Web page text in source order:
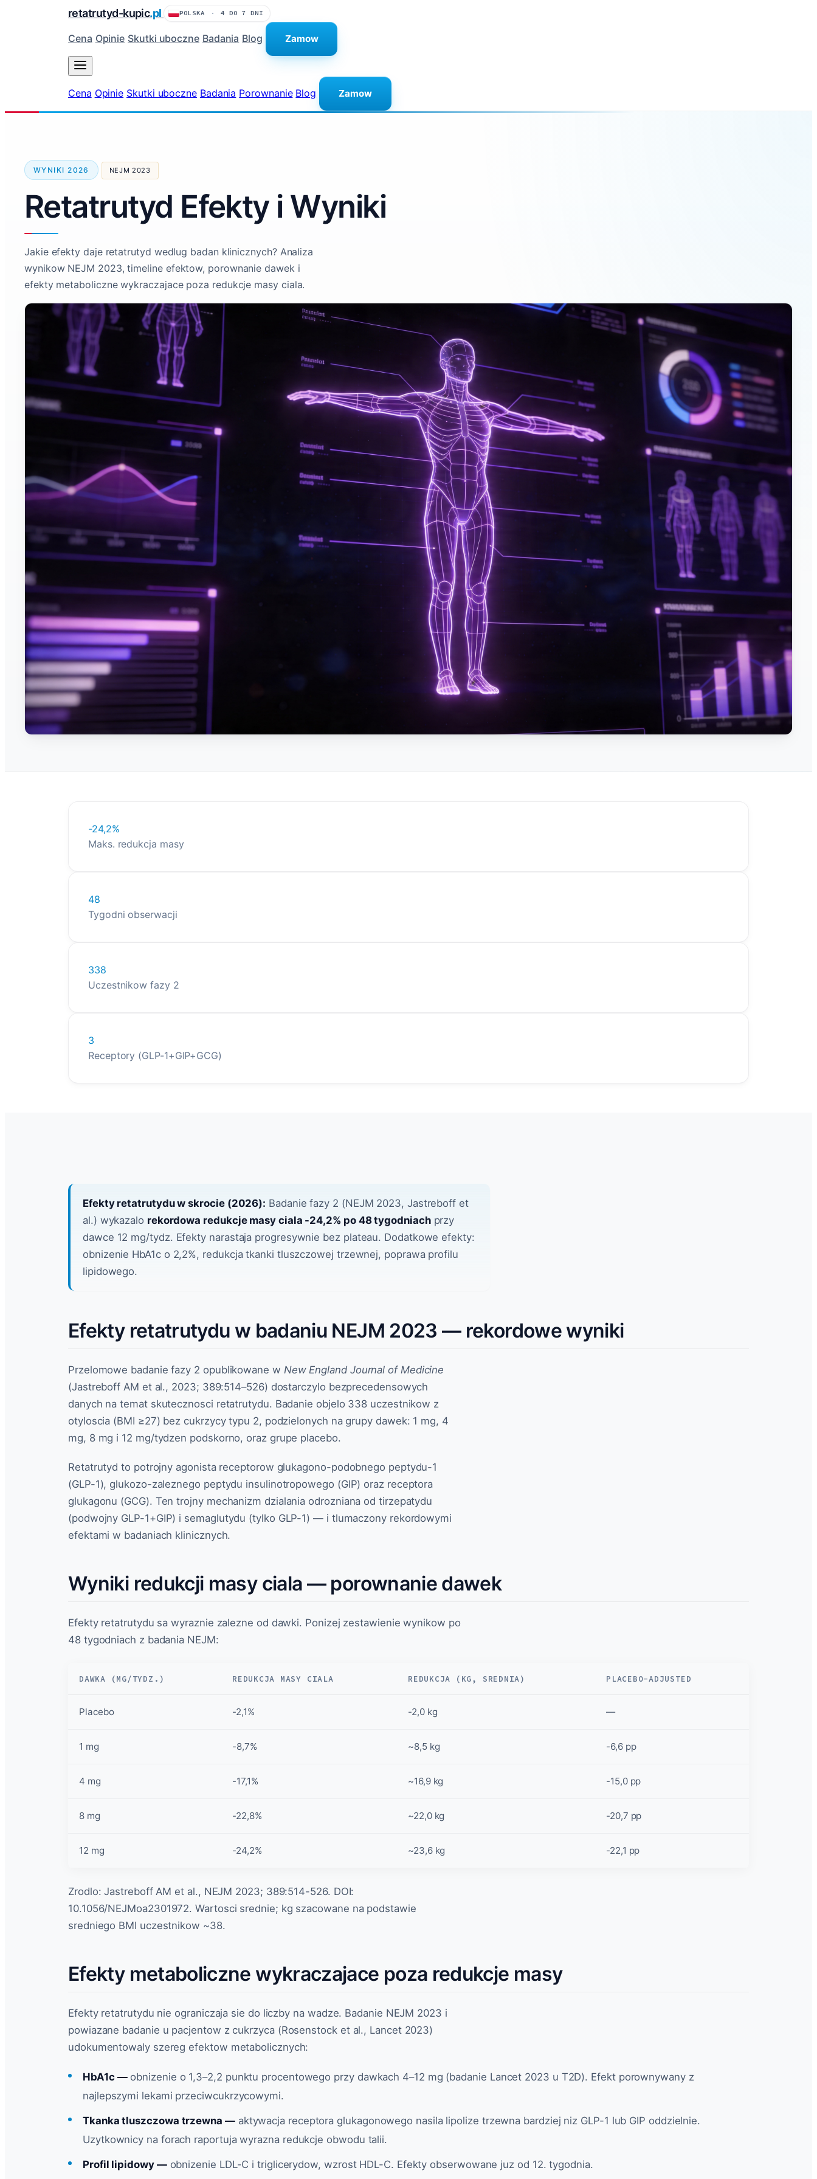
retatrutyd-kupic.pl POLSKA · 4 DO 7 DNI
Cena Opinie Skutki uboczne Badania Blog Zamow
Cena Opinie Skutki uboczne Badania Porownanie Blog Zamow
WYNIKI 2026 NEJM 2023
Retatrutyd Efekty i Wyniki
Jakie efekty daje retatrutyd wedlug badan klinicznych? Analiza
wynikow NEJM 2023, timeline efektow, porownanie dawek i
efekty metaboliczne wykraczajace poza redukcje masy ciala.
-24,2%
Maks. redukcja masy
48
Tygodni obserwacji
338
Uczestnikow fazy 2
3
Receptory (GLP-1+GIP+GCG)
Efekty retatrutydu w skrocie (2026): Badanie fazy 2 (NEJM 2023, Jastreboff et
al.) wykazalo rekordowa redukcje masy ciala -24,2% po 48 tygodniachprzy
dawce 12 mg/tydz. Efekty narastaja progresywnie bez plateau. Dodatkowe efekty:
obnizenie HbA1c o 2,2%, redukcja tkanki tluszczowej trzewnej, poprawa profilu
lipidowego.
Efekty retatrutydu w badaniu NEJM 2023 — rekordowe wyniki
Przelomowe badanie fazy 2 opublikowane w New England Journal of Medicine
(Jastreboff AM et al., 2023; 389:514–526) dostarczylo bezprecedensowych
danych na temat skutecznosci retatrutydu. Badanie objelo 338 uczestnikow z
otyloscia (BMI ≥27) bez cukrzycy typu 2, podzielonych na grupy dawek: 1 mg, 4
mg, 8 mg i 12 mg/tydzen podskorno, oraz grupe placebo.
Retatrutyd to potrojny agonista receptorow glukagono-podobnego peptydu-1
(GLP-1), glukozo-zaleznego peptydu insulinotropowego (GIP) oraz receptora
glukagonu (GCG). Ten trojny mechanizm dzialania odrozniana od tirzepatydu
(podwojny GLP-1+GIP) i semaglutydu (tylko GLP-1) — i tlumaczony rekordowymi
efektami w badaniach klinicznych.
Wyniki redukcji masy ciala — porownanie dawek
Efekty retatrutydu sa wyraznie zalezne od dawki. Ponizej zestawienie wynikow po
48 tygodniach z badania NEJM:
DAWKA (MG/TYDZ.) REDUKCJA MASY CIALA REDUKCJA (KG, SREDNIA) PLACEBO-ADJUSTED
Placebo -2,1% -2,0 kg —
1 mg -8,7% ~8,5 kg -6,6 pp
4 mg -17,1% ~16,9 kg -15,0 pp
8 mg -22,8% ~22,0 kg -20,7 pp
12 mg -24,2% ~23,6 kg -22,1 pp
Zrodlo: Jastreboff AM et al., NEJM 2023; 389:514-526. DOI:
10.1056/NEJMoa2301972. Wartosci srednie; kg szacowane na podstawie
sredniego BMI uczestnikow ~38.
Efekty metaboliczne wykraczajace poza redukcje masy
Efekty retatrutydu nie ograniczaja sie do liczby na wadze. Badanie NEJM 2023 i
powiazane badanie u pacjentow z cukrzyca (Rosenstock et al., Lancet 2023)
udokumentowaly szereg efektow metabolicznych:
HbA1c —obnizenie o 1,3–2,2 punktu procentowego przy dawkach 4–12 mg (badanie Lancet 2023 u T2D). Efekt porownywany z
najlepszymi lekami przeciwcukrzycowymi.
Tkanka tluszczowa trzewna —aktywacja receptora glukagonowego nasila lipolize trzewna bardziej niz GLP-1 lub GIP oddzielnie.
Uzytkownicy na forach raportuja wyrazna redukcje obwodu talii.
Profil lipidowy —obnizenie LDL-C i triglicerydow, wzrost HDL-C. Efekty obserwowane juz od 12. tygodnia.